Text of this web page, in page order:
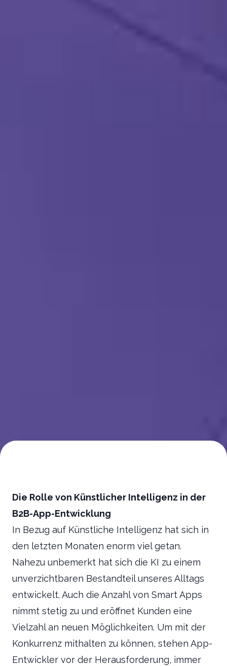
Die Rolle von Künstlicher Intelligenz in der
B2B-App-Entwicklung
In Bezug auf Künstliche Intelligenz hat sich in
den letzten Monaten enorm viel getan.
Nahezu unbemerkt hat sich die KI zu einem
unverzichtbaren Bestandteil unseres Alltags
entwickelt. Auch die Anzahl von Smart Apps
nimmt stetig zu und eröffnet Kunden eine
Vielzahl an neuen Möglichkeiten. Um mit der
Konkurrenz mithalten zu können, stehen App-
Entwickler vor der Herausforderung, immer